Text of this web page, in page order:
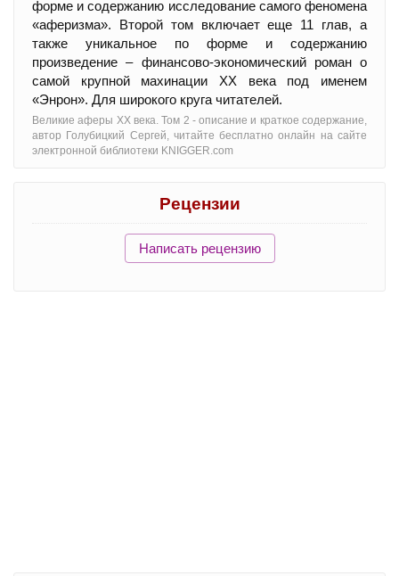
форме и содержанию исследование самого феномена
«аферизма». Второй том включает еще 11 глав, а
также уникальное по форме и содержанию
произведение – финансово-экономический роман о
самой крупной махинации XX века под именем
«Энрон». Для широкого круга читателей.
Великие аферы XX века. Том 2 - oписание и краткое содержание,
автор Голубицкий Сергей, читайте бесплатно онлайн на сайте
электронной библиотеки KNIGGER.com
Рецензии
Написать рецензию